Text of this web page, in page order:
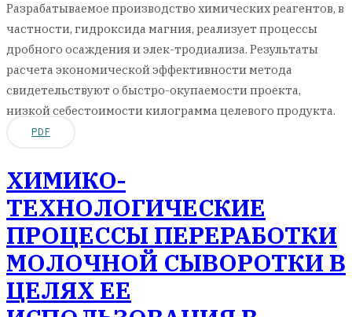
Разрабатываемое производство химических реагентов, в
частности, гидроксида магния, реализует процессы
дробного осаждения и элек-тродиализа. Результаты
расчета экономической эффективности метода
свидетельствуют о быстро-окупаемости проекта,
низкой себестоимости килограмма целевого продукта.
PDF
ХИМИКО-
ТЕХНОЛОГИЧЕСКИЕ
ПРОЦЕССЫ ПЕРЕРАБОТКИ
МОЛОЧНОЙ СЫВОРОТКИ В
ЦЕЛЯХ ЕЕ